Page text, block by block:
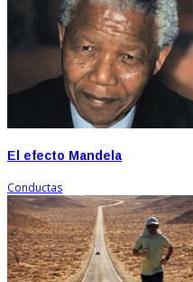
El efecto Mandela
Conductas